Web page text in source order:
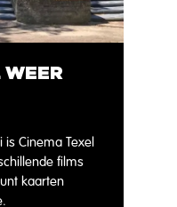
WEER
is Cinema Texel
films
kaarten